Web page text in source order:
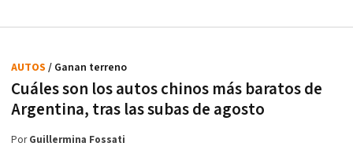
Cuáles son los autos chinos más baratos de
Argentina, tras las subas de agosto
AUTOS / Ganan terreno
PorGuillermina Fossati